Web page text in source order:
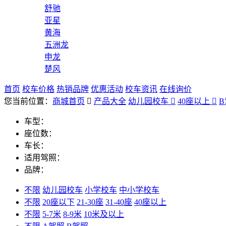
舒驰
亚星
黄海
五洲龙
申龙
楚风
首页 校车价格 热销品牌 优惠活动 校车资讯 在线询价
您当前位置： 商城首页  产品大全 幼儿园校车  40座以上  B
车型：
座位数：
车长：
适用驾照：
品牌：
不限 幼儿园校车 小学校车 中小学校车
不限 20座以下 21-30座 31-40座 40座以上
不限 5-7米 8-9米 10米及以上